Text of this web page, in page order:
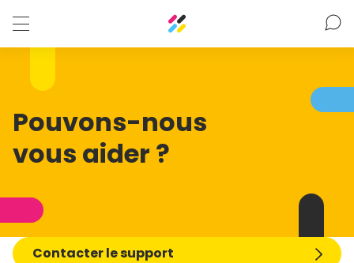
Pouvons-nous
vous aider ?
Contacter le support